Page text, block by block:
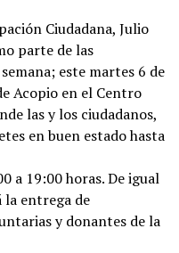
Ciudadana, Julio
parte de las
este martes 6 de
Acopio en el Centro
las y los ciudadanos,
en buen estado hasta
a 19:00 horas. De igual
la entrega de
y donantes de la